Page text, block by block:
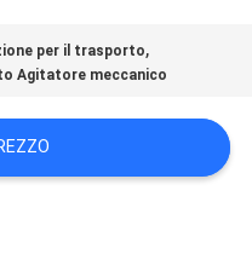
per il trasporto,
Agitatore meccanico